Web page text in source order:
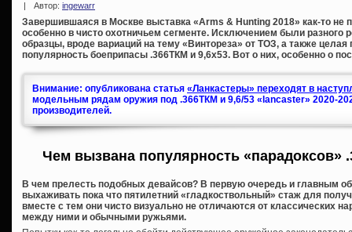
Автор: ingewarr
Завершившаяся в Москве выставка «Arms & Hunting 2018» как-то не
особенно в чисто охотничьем сегменте. Исключением были разного
образцы, вроде вариаций на тему «Винтореза» от ТОЗ, а также
популярность боеприпасы .366ТКМ и 9,6х53. Вот о них, особенно о
Внимание: опубликована статья «Ланкастеры» переходят в
модельным рядам оружия под .366ТКМ и 9,6/53 «lancaster» 2020-
производителей.
Чем вызвана популярность «парадоксов»
В чем прелесть подобных девайсов? В первую очередь и главным
выхаживать пока что пятилетний «гладкоствольный» стаж для
вместе с тем они чисто визуально не отличаются от классических
между ними и обычными ружьями.